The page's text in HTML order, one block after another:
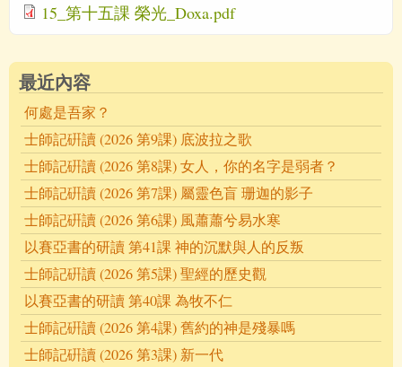
15_第十五課 榮光_Doxa.pdf
最近內容
何處是吾家？
士師記硏讀 (2026 第9課) 底波拉之歌
士師記硏讀 (2026 第8課) 女人，你的名字是弱者？
士師記硏讀 (2026 第7課) 屬靈色盲 珊迦的影子
士師記硏讀 (2026 第6課) 風蕭蕭兮易水寒
以賽亞書的研讀 第41課 神的沉默與人的反叛
士師記硏讀 (2026 第5課) 聖經的歷史觀
以賽亞書的研讀 第40課 為牧不仁
士師記硏讀 (2026 第4課) 舊約的神是殘暴嗎
士師記硏讀 (2026 第3課) 新一代